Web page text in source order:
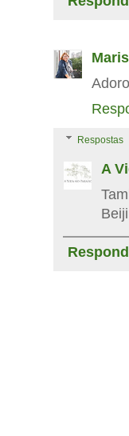
Respostas
A